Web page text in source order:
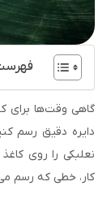
گاهی وقت‌ها برای
دایره دقیق رسم
نعلبکی را روی
کار، خطی که رسم